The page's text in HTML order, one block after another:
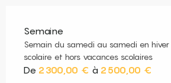
Semaine
Semain du samedi au samedi en
scolaire et hors vacances scolaires
De 2 300,00 € à 2 500,00 €